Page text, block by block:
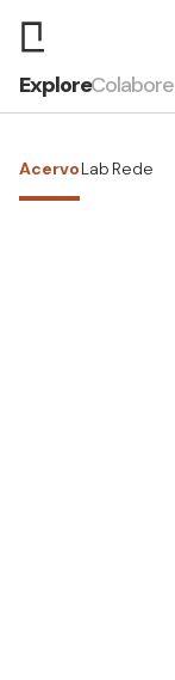
ExploreColabore
AcervoLab Rede